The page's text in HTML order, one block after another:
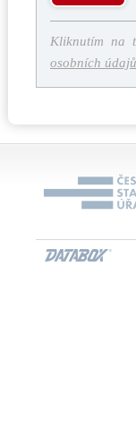
Kliknutím na
osobních údajů